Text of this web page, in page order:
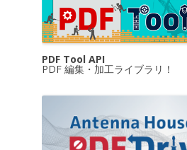
PDF Tool API
PDF 編集・加工ライブラリ！